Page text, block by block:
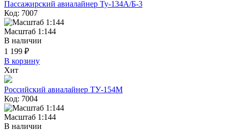
Пассажирский авиалайнер Ту-134А/Б-3
Код: 7007
Масштаб 1:144
В наличии
1 199 ₽
В корзину
Хит
Российский авиалайнер ТУ-154М
Код: 7004
Масштаб 1:144
В наличии